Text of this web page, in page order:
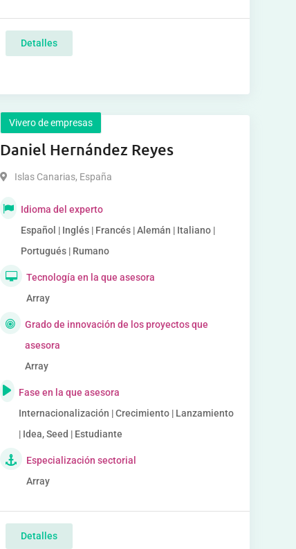
Detalles
Vivero de empresas
Daniel Hernández Reyes
Islas Canarias, España
Idioma del experto
Español | Inglés | Francés | Alemán | Italiano |
Portugués | Rumano
Tecnología en la que asesora
Array
Grado de innovación de los proyectos que
asesora
Array
Fase en la que asesora
Internacionalización | Crecimiento | Lanzamiento
| Idea, Seed | Estudiante
Especialización sectorial
Array
Detalles